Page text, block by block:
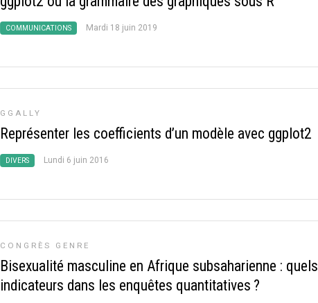
COMMUNICATIONS Mardi 18 juin 2019
GGALLY
Représenter les coefficients d’un modèle avec ggplot2
DIVERS Lundi 6 juin 2016
CONGRÈS GENRE
Bisexualité masculine en Afrique subsaharienne : quels
indicateurs dans les enquêtes quantitatives ?